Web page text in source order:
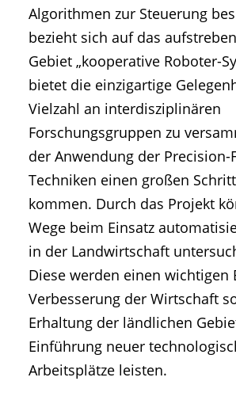
Algorithmen zur Steuerung
bezieht sich auf das
Gebiet „kooperative Roboter-
bietet die einzigartige
Vielzahl an interdisziplinären
Forschungsgruppen zu
der Anwendung der Precision-
Techniken einen großen
kommen. Durch das Projekt
Wege beim Einsatz
in der Landwirtschaft
Diese werden einen wichtigen
Verbesserung der Wirtschaft
Erhaltung der ländlichen
Einführung neuer
Arbeitsplätze leisten.